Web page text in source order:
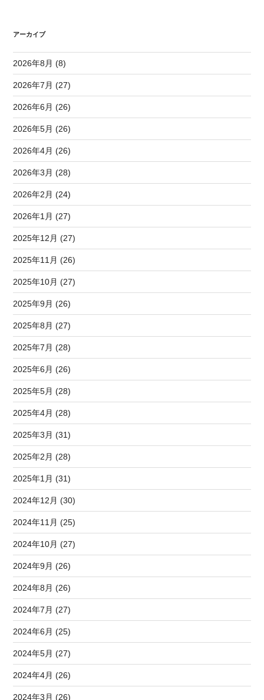
アーカイブ
2026年8月 (8)
2026年7月 (27)
2026年6月 (26)
2026年5月 (26)
2026年4月 (26)
2026年3月 (28)
2026年2月 (24)
2026年1月 (27)
2025年12月 (27)
2025年11月 (26)
2025年10月 (27)
2025年9月 (26)
2025年8月 (27)
2025年7月 (28)
2025年6月 (26)
2025年5月 (28)
2025年4月 (28)
2025年3月 (31)
2025年2月 (28)
2025年1月 (31)
2024年12月 (30)
2024年11月 (25)
2024年10月 (27)
2024年9月 (26)
2024年8月 (26)
2024年7月 (27)
2024年6月 (25)
2024年5月 (27)
2024年4月 (26)
2024年3月 (26)